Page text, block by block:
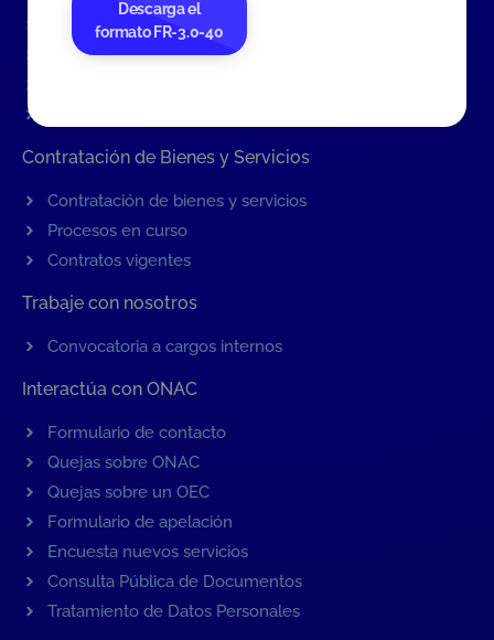
Tarifas MIT
Servicios de ONAC
Contratación de Bienes y Servicios
Contratación de bienes y servicios
Procesos en curso
Contratos vigentes
Trabaje con nosotros
Convocatoria a cargos internos
Interactúa con ONAC
Formulario de contacto
Quejas sobre ONAC
Quejas sobre un OEC
Formulario de apelación
Encuesta nuevos servicios
Consulta Pública de Documentos
Tratamiento de Datos Personales
Descarga el
formato FR-3.0-40